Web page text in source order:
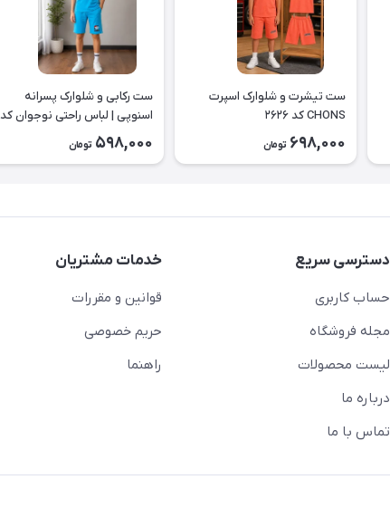
ست تیشرت و شلوارک اسپرت
CHONS کد ۲۶۲۶
698,000 تومان
ست رکابی و شلوارک پسرانه
اسنوپی | لباس راحتی نوجوان کد
598,000 تومان
دسترسی سریع
حساب کاربری
مجله فروشگاه
لیست محصولات
درباره ما
تماس با ما
خدمات مشتریان
قوانین و مقررات
حریم خصوصی
راهنما